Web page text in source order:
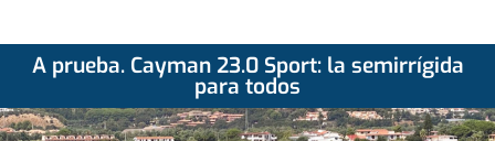
A prueba. Cayman 23.0 Sport: la semirrígida
para todos